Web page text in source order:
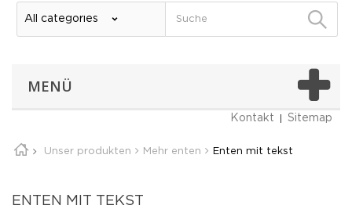
MENÜ
Kontakt Sitemap
Unser produkten Mehr enten Enten mit tekst
ENTEN MIT TEKST